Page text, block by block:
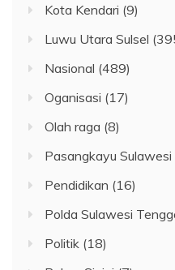
Kota Kendari (9)
Luwu Utara Sulsel
Nasional (489)
Oganisasi (17)
Olah raga (8)
Pasangkayu
Pendidikan (16)
Polda Sulawesi
Politik (18)